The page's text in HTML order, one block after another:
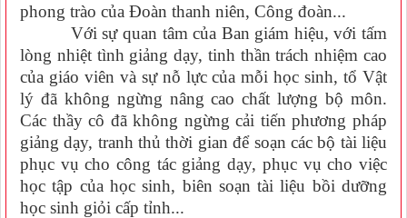
phong trào của Đoàn thanh niên, Công đoàn...
Với sự quan tâm của Ban giám hiệu, với tấm
lòng nhiệt tình giảng dạy, tinh thần trách nhiệm cao
của giáo viên và sự nỗ lực của mỗi học sinh, tổ Vật
lý đã không ngừng nâng cao chất lượng bộ môn.
Các thầy cô đã không ngừng cải tiến phương pháp
giảng dạy, tranh thủ thời gian để soạn các bộ tài liệu
phục vụ cho công tác giảng dạy, phục vụ cho việc
học tập của học sinh, biên soạn tài liệu bồi dưỡng
học sinh giỏi cấp tỉnh...